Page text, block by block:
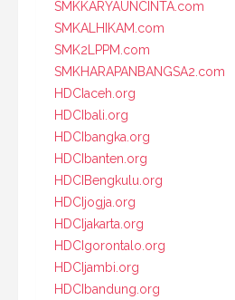
SMKKARYAUNCINTA.com
SMKALHIKAM.com
SMK2LPPM.com
SMKHARAPANBANGSA2.com
HDCIaceh.org
HDCIbali.org
HDCIbangka.org
HDCIbanten.org
HDCIBengkulu.org
HDCIjogja.org
HDCIjakarta.org
HDCIgorontalo.org
HDCIjambi.org
HDCIbandung.org